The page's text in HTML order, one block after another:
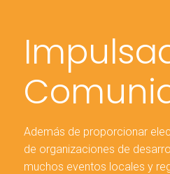
Además de proporcionar
de organizaciones de
muchos eventos locales y